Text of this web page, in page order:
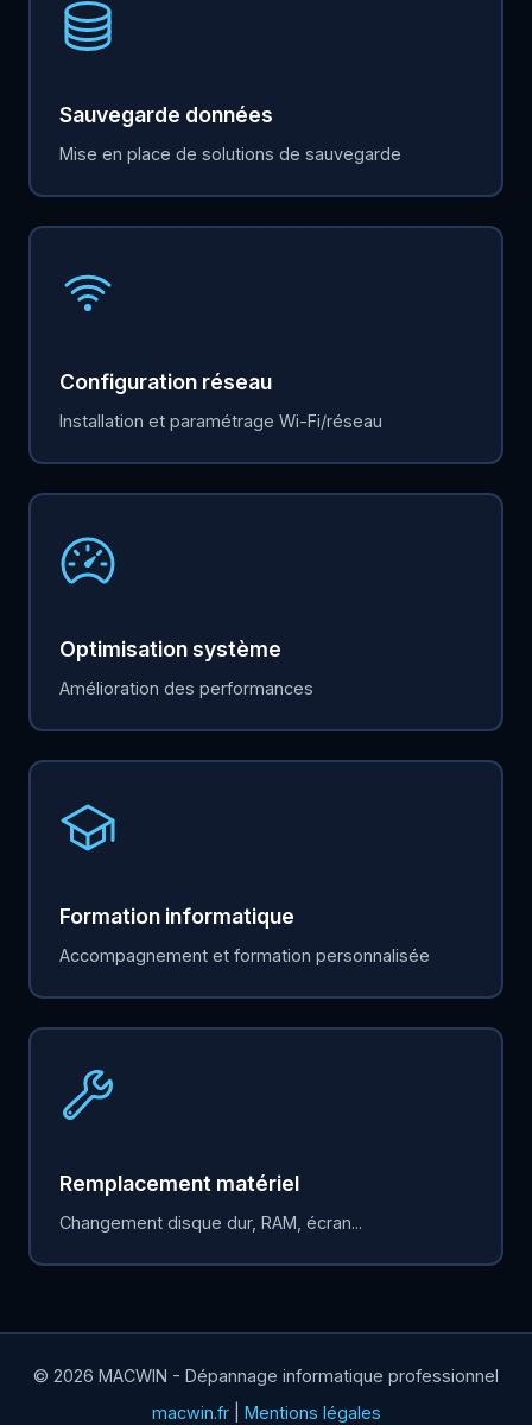
Sauvegarde données
Mise en place de solutions de sauvegarde
Configuration réseau
Installation et paramétrage Wi-Fi/réseau
Optimisation système
Amélioration des performances
Formation informatique
Accompagnement et formation personnalisée
Remplacement matériel
Changement disque dur, RAM, écran...
© 2026 MACWIN - Dépannage informatique professionnel
macwin.fr| Mentions légales